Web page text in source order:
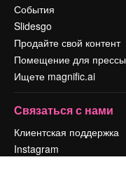
События
Slidesgo
Продайте свой контент
Помещение для прессы
Ищете magnific.ai
Связаться с нами
Клиентская поддержка
Instagram